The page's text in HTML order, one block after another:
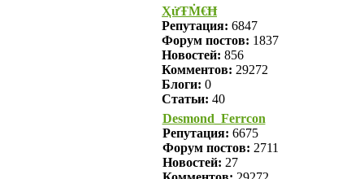
ҲửŦṀ€Ħ
Репутация: 6847
Форум постов: 1837
Новостей: 856
Комментов: 29272
Блоги: 0
Статьи: 40
Desmond_Ferrcon
Репутация: 6675
Форум постов: 2711
Новостей: 27